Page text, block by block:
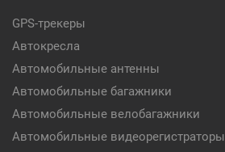
GPS-трекеры
Автокресла
Автомобильные антенны
Автомобильные багажники
Автомобильные велобагажники
Автомобильные видеорегистраторы